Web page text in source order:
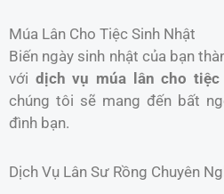
Múa Lân Cho Tiệc Sinh Nhật
Biến ngày sinh nhật của bạn
với dịch vụ múa lân cho
chúng tôi sẽ mang đến bất
đình bạn.
Dịch Vụ Lân Sư Rồng Chuyên